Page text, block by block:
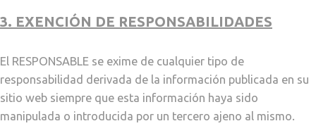
3. EXENCIÓN DE RESPONSABILIDADES
El RESPONSABLE se exime de cualquier tipo de
responsabilidad derivada de la información publicada en su
sitio web siempre que esta información haya sido
manipulada o introducida por un tercero ajeno al mismo.